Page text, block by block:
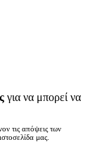
για να μπορεί να
τις απόψεις των
μας.